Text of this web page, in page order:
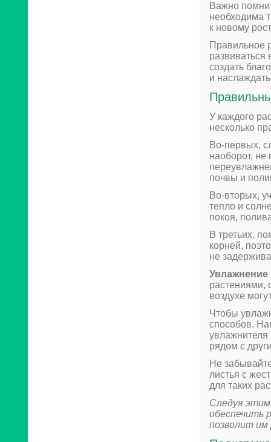
Важно
необходима
к новому
Правильное
создать
и
У каждого
несколько
Во-первых,
наоборот, не
почвы и
Во-вторых,
тепло и
покоя,
В третьих,
корней,
не
Увлажнение
растениями,
воздухе
Чтобы
способов.
рядом с
Не
листья с
для таких
Следуя
обеспечить
позволит им